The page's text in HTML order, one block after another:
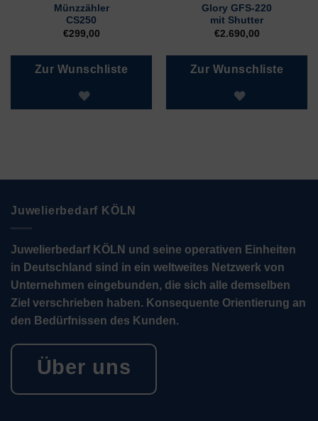
Münzzähler
CS250
€299,00
Zur Wunschliste
Glory GFS-220
mit Shutter
€2.690,00
Zur Wunschliste
Juwelierbedarf KÖLN
Juwelierbedarf KÖLN und seine operativen Einheiten
in Deutschland sind in ein weltweites Netzwerk von
Unternehmen eingebunden, die sich alle demselben
Ziel verschrieben haben. Konsequente Orientierung an
den Bedürfnissen des Kunden.
Über uns